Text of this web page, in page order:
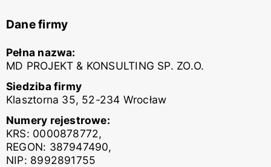
Dane firmy
Pełna nazwa:
MD PROJEKT & KONSULTING SP. ZO.O.
Siedziba firmy
Klasztorna 35, 52-234 Wrocław
Numery rejestrowe:
KRS: 0000878772,
REGON: 387947490,
NIP: 8992891755